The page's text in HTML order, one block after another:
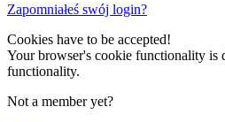
Zapomniałeś swój login?
Cookies have to be accepted!
Your browser's cookie functionality is
functionality.
Not a member yet?